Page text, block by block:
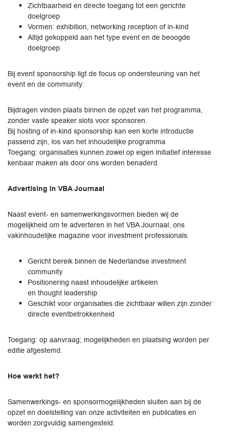
Zichtbaarheid en directe toegang tot een gerichte
doelgroep
Vormen: exhibition, networking reception of in-kind
Altijd gekoppeld aan het type event en de beoogde
doelgroep
Bij event sponsorship ligt de focus op ondersteuning van het
event en de community:
Bijdragen vinden plaats binnen de opzet van het programma,
zonder vaste speaker slots voor sponsoren.
Bij hosting of in-kind sponsorship kan een korte introductie
passend zijn, los van het inhoudelijke programma
Toegang: organisaties kunnen zowel op eigen initiatief interesse
kenbaar maken als door ons worden benaderd.
Advertising in VBA Journaal
Naast event- en samenwerkingsvormen bieden wij de
mogelijkheid om te adverteren in het VBA Journaal, ons
vakinhoudelijke magazine voor investment professionals.
Gericht bereik binnen de Nederlandse investment
community
Positionering naast inhoudelijke artikelen
en thought leadership
Geschikt voor organisaties die zichtbaar willen zijn zonder
directe eventbetrokkenheid
Toegang: op aanvraag; mogelijkheden en plaatsing worden per
editie afgestemd.
Hoe werkt het?
Samenwerkings- en sponsormogelijkheden sluiten aan bij de
opzet en doelstelling van onze activiteiten en publicaties en
worden zorgvuldig samengesteld.